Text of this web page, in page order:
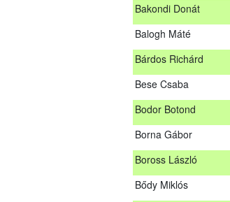
Bakondi Donát
Balogh Máté
Bárdos Richárd
Bese Csaba
Bodor Botond
Borna Gábor
Boross László
Bődy Miklós
Szakszemély
Asztalos Lajos
B. Kis Gábor
Bagi Adrián
Bakondi Donát
Balogh Máté
Bárdos Richárd
Bese Csaba